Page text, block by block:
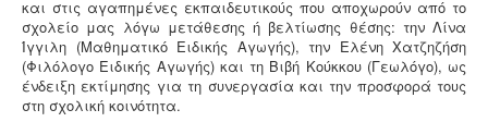
και στις αγαπημένες εκπαιδευτικούς που αποχωρούν από το
σχολείο μας λόγω μετάθεσης ή βελτίωσης θέσης: την Λίνα
Ίγγιλη (Μαθηματικό Ειδικής Αγωγής), την Ελένη Χατζηζήση
(Φιλόλογο Ειδικής Αγωγής) και τη Βιβή Κούκκου (Γεωλόγο), ως
ένδειξη εκτίμησης για τη συνεργασία και την προσφορά τους
στη σχολική κοινότητα.